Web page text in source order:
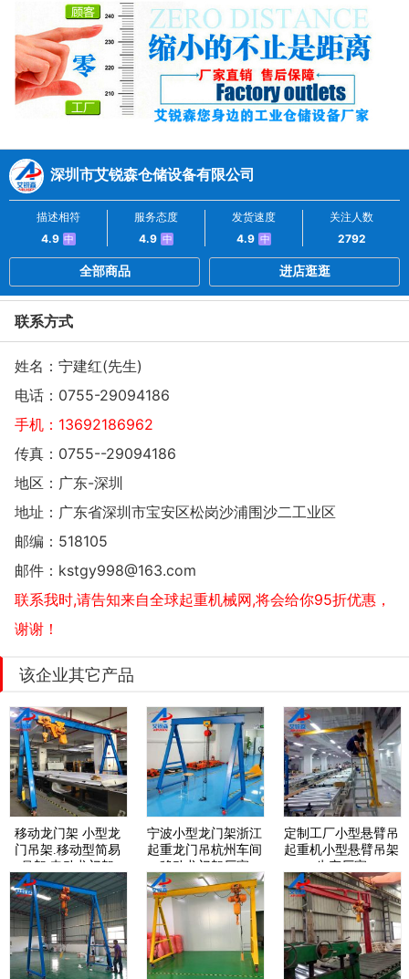
深圳市艾锐森仓储设备有限公司
描述相符
4.9 中
服务态度
4.9 中
发货速度
4.9 中
关注人数
2792
全部商品 进店逛逛
联系方式
姓名：宁建红(先生)
电话： 0755-29094186
手机： 13692186962
传真：0755--29094186
地区：广东-深圳
地址： 广东省深圳市宝安区松岗沙浦围沙二工业区
邮编：518105
邮件： kstgy998@163.com
联系我时,请告知来自全球起重机械网,将会给你95折优惠，
谢谢！
该企业其它产品
移动龙门架 小型龙
门吊架.移动型简易
吊架.电动龙门架
宁波小型龙门架浙江
起重龙门吊杭州车间
移动龙门架厂家
定制工厂小型悬臂吊
起重机小型悬臂吊架
生产厂家